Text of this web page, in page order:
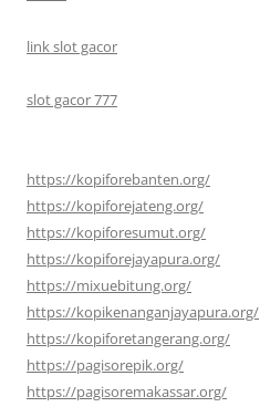
link slot gacor
slot gacor 777
https://kopiforebanten.org/
https://kopiforejateng.org/
https://kopiforesumut.org/
https://kopiforejayapura.org/
https://mixuebitung.org/
https://kopikenanganjayapura.org/
https://kopiforetangerang.org/
https://pagisorepik.org/
https://pagisoremakassar.org/